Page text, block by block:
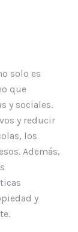
solo es
que
y sociales.
y reducir
los
Además,
y